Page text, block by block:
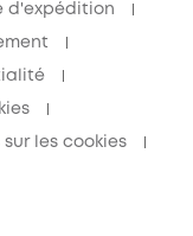
d'expédition
sur les cookies